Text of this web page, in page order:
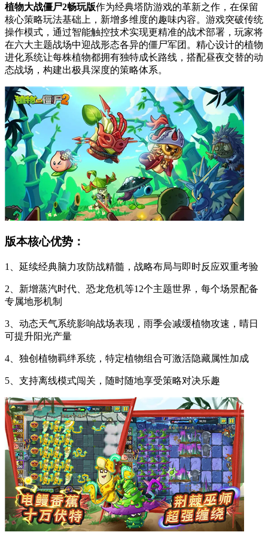
植物大战僵尸2畅玩版作为经典塔防游戏的革新之作，在保留
核心策略玩法基础上，新增多维度的趣味内容。游戏突破传统
操作模式，通过智能触控技术实现更精准的战术部署，玩家将
在六大主题战场中迎战形态各异的僵尸军团。精心设计的植物
进化系统让每株植物都拥有独特成长路线，搭配昼夜交替的动
态战场，构建出极具深度的策略体系。
版本核心优势：
1、延续经典脑力攻防战精髓，战略布局与即时反应双重考验
2、新增蒸汽时代、恐龙危机等12个主题世界，每个场景配备
专属地形机制
3、动态天气系统影响战场表现，雨季会减缓植物攻速，晴日
可提升阳光产量
4、独创植物羁绊系统，特定植物组合可激活隐藏属性加成
5、支持离线模式闯关，随时随地享受策略对决乐趣